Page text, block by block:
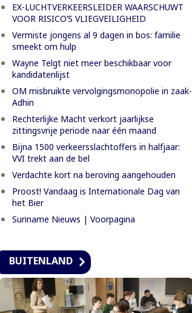
EX-LUCHTVERKEERSLEIDER WAARSCHUWT
VOOR RISICO’S VLIEGVEILIGHEID
Vermiste jongens al 9 dagen in bos: familie
smeekt om hulp
Wayne Telgt niet meer beschikbaar voor
kandidatenlijst
OM misbruikte vervolgingsmonopolie in zaak-
Adhin
Rechterlijke Macht verkort jaarlijkse
zittingsvrije periode naar één maand
Bijna 1500 verkeersslachtoffers in halfjaar:
VVI trekt aan de bel
Verdachte kort na beroving aangehouden
Proost! Vandaag is Internationale Dag van
het Bier
Suriname Nieuws | Voorpagina
BUITENLAND